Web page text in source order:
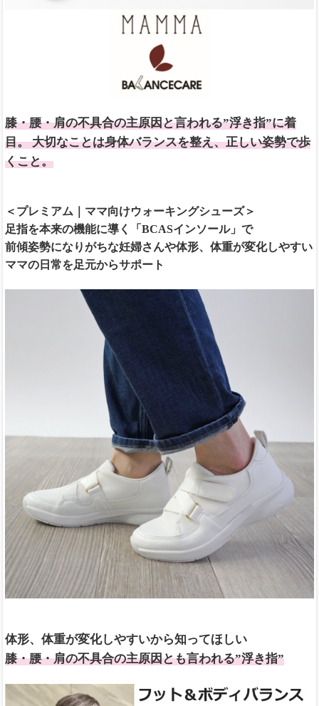
膝・腰・肩の不具合の主原因と言われる”浮き指”に着
目。 大切なことは身体バランスを整え、正しい姿勢で歩
くこと。
＜プレミアム｜ママ向けウォーキングシューズ＞
足指を本来の機能に導く「BCASインソール」で
前傾姿勢になりがちな妊婦さんや体形、体重が変化しやすい
ママの日常を足元からサポート
体形、体重が変化しやすいから知ってほしい
膝・腰・肩の不具合の主原因とも言われる”浮き指”